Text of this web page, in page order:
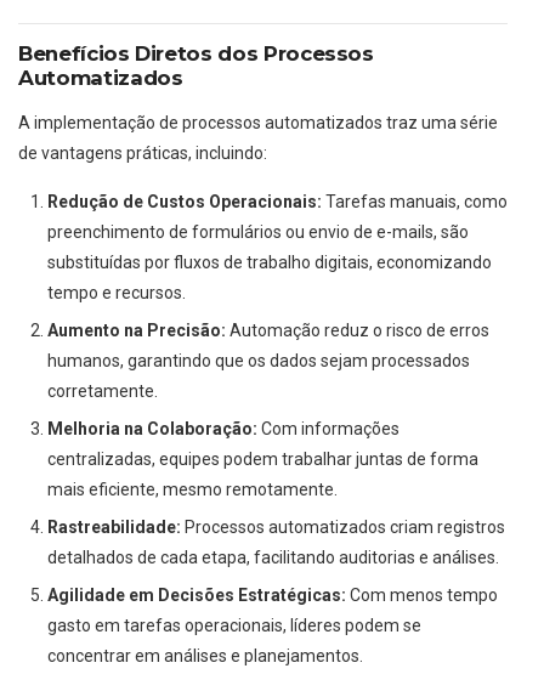
Benefícios Diretos dos Processos
Automatizados
A implementação de processos automatizados traz uma série
de vantagens práticas, incluindo:
Redução de Custos Operacionais: Tarefas manuais, como
preenchimento de formulários ou envio de e-mails, são
substituídas por fluxos de trabalho digitais, economizando
tempo e recursos.
Aumento na Precisão: Automação reduz o risco de erros
humanos, garantindo que os dados sejam processados
corretamente.
Melhoria na Colaboração: Com informações
centralizadas, equipes podem trabalhar juntas de forma
mais eficiente, mesmo remotamente.
Rastreabilidade: Processos automatizados criam registros
detalhados de cada etapa, facilitando auditorias e análises.
Agilidade em Decisões Estratégicas: Com menos tempo
gasto em tarefas operacionais, líderes podem se
concentrar em análises e planejamentos.